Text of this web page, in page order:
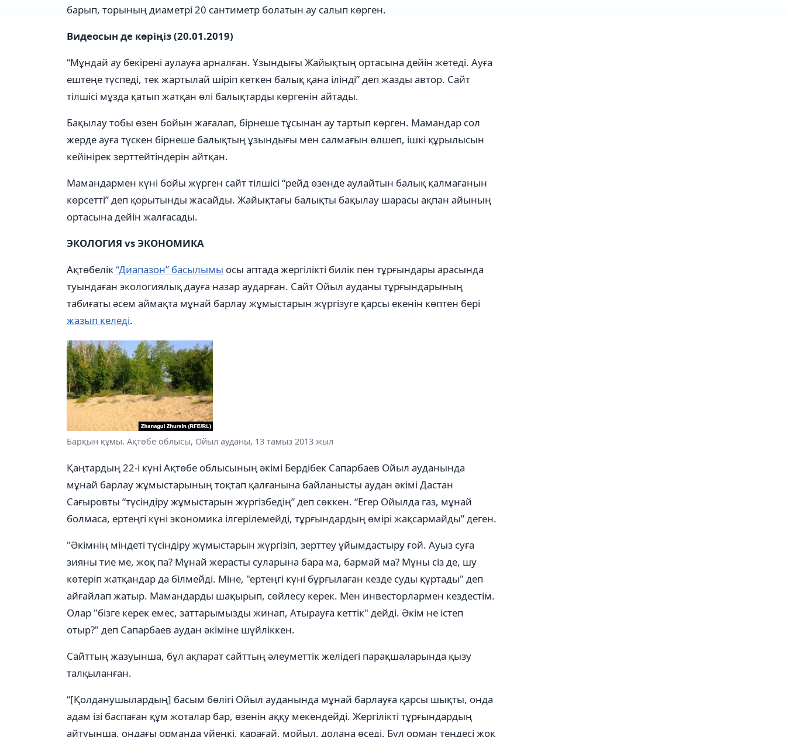
барып, торының диаметрі 20 сантиметр болатын ау салып көрген.
Видеосын де көріңіз (20.01.2019)
“Мұндай ау бекірені аулауға арналған. Ұзындығы Жайықтың ортасына дейін жетеді. Ауға
ештеңе түспеді, тек жартылай шіріп кеткен балық қана ілінді” деп жазды автор. Сайт
тілшісі мұзда қатып жатқан өлі балықтарды көргенін айтады.
Бақылау тобы өзен бойын жағалап, бірнеше тұсынан ау тартып көрген. Мамандар сол
жерде ауға түскен бірнеше балықтың ұзындығы мен салмағын өлшеп, ішкі құрылысын
кейінірек зерттейтіндерін айтқан.
Мамандармен күні бойы жүрген сайт тілшісі “рейд өзенде аулайтын балық қалмағанын
көрсетті” деп қорытынды жасайды. Жайықтағы балықты бақылау шарасы ақпан айының
ортасына дейін жалғасады.
ЭКОЛОГИЯ vsЭКОНОМИКА
Ақтөбелік“Диапазон” басылымы осы аптада жергілікті билік пен тұрғындары арасында
туындаған экологиялық дауға назар аударған. Сайт Ойыл ауданы тұрғындарының
табиғаты әсем аймақта мұнай барлау жұмыстарын жүргізуге қарсы екенін көптен бері
жазып келеді.
Барқын құмы. Ақтөбе облысы, Ойыл ауданы, 13 тамыз 2013 жыл
Қаңтардың 22-і күні Ақтөбе облысының әкімі Бердібек Сапарбаев Ойыл ауданында
мұнай барлау жұмыстарының тоқтап қалғанына байланысты аудан әкімі Дастан
Сағыровты “түсіндіру жұмыстарын жүргізбедің” деп сөккен. “Егер Ойылда газ, мұнай
болмаса, ертеңгі күні экономика ілгерілемейді, тұрғындардың өмірі жақсармайды” деген.
"Әкімнің міндеті түсіндіру жұмыстарын жүргізіп, зерттеу ұйымдастыру ғой. Ауыз суға
зияны тие ме, жоқ па? Мұнай жерасты суларына бара ма, бармай ма? Мұны сіз де, шу
көтеріп жатқандар да білмейді. Міне, "ертеңгі күні бұрғылаған кезде суды құртады" деп
айғайлап жатыр. Мамандарды шақырып, сөйлесу керек. Мен инвесторлармен кездестім.
Олар "бізге керек емес, заттарымызды жинап, Атырауға кеттік" дейді. Әкім не істеп
отыр?" деп Сапарбаев аудан әкіміне шүйліккен.
Сайттың жазуынша, бұл ақпарат сайттың әлеуметтік желідегі парақшаларында қызу
талқыланған.
“[Қолданушылардың] басым бөлігі Ойыл ауданында мұнай барлауға қарсы шықты, онда
адам ізі баспаған құм жоталар бар, өзенін аққу мекендейді. Жергілікті тұрғындардың
айтуынша, ондағы орманда үйеңкі, қарағай, мойыл, долана өседі. Бұл орман теңдесі жоқ